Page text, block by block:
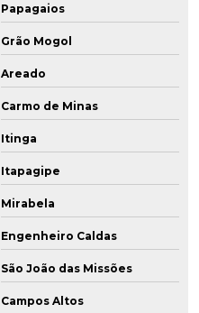
Papagaios
Grão Mogol
Areado
Carmo de Minas
Itinga
Itapagipe
Mirabela
Engenheiro Caldas
São João das Missões
Campos Altos